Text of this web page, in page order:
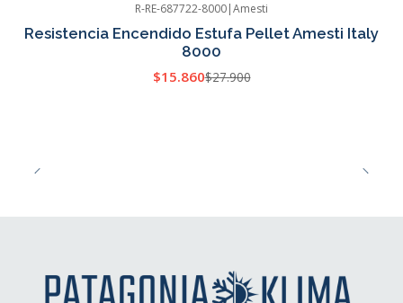
-43%
OFF
R-RE-687722-8000|Amesti
Resistencia Encendido Estufa Pellet Amesti Italy
8000
$15.860$27.900